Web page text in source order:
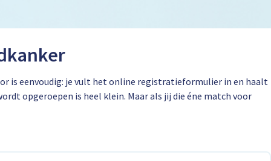
is eenvoudig: je vult het online registratieformulier in en haalt
opgeroepen is heel klein. Maar als jij die éne match voor